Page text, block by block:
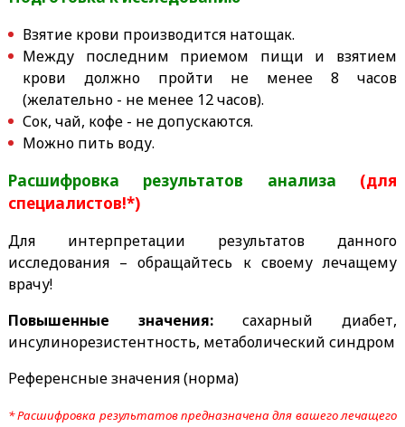
Взятие крови производится натощак.
Между последним приемом пищи и взятием
крови должно пройти не менее 8 часов
(желательно - не менее 12 часов).
Сок, чай, кофе - не допускаются.
Можно пить воду.
Расшифровка результатов анализа (для
специалистов!*)
Для интерпретации результатов данного
исследования – обращайтесь к своему лечащему
врачу!
Повышенные значения:сахарный диабет,
инсулинорезистентность, метаболический синдром
Референсные значения (норма)
* Расшифровка результатов предназначена для вашего лечащего